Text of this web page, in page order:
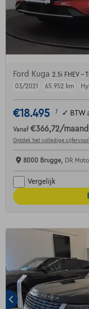
Ford Kuga 2.5i FHEV -
03/2021
65.952 km
€18.495 1 ✓ BTW
Vanaf €366,72/maand
Ontdek het volledige
8000 Brugge, DR
Vergelijk